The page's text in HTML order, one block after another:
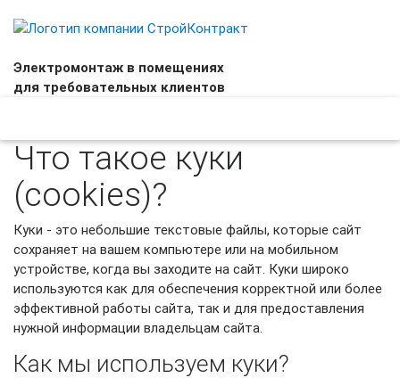
Электромонтаж в помещениях
для требовательных клиентов
Что такое куки
(cookies)?
Куки - это небольшие текстовые файлы, которые сайт
сохраняет на вашем компьютере или на мобильном
устройстве, когда вы заходите на сайт. Куки широко
используются как для обеспечения корректной или более
эффективной работы сайта, так и для предоставления
нужной информации владельцам сайта.
Как мы используем куки?